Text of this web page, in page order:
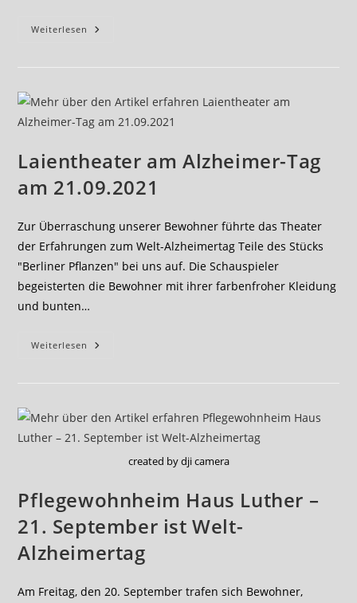
Weiterlesen 21.09.2021-
Laientheater am Alzheimer-Tag
am 21.09.2021
Zur Überraschung unserer Bewohner führte das Theater
der Erfahrungen zum Welt-Alzheimertag Teile des Stücks
"Berliner Pflanzen" bei uns auf. Die Schauspieler
begeisterten die Bewohner mit ihrer farbenfroher Kleidung
und bunten…
Weiterlesen Laientheater
created by dji camera
Pflegewohnheim Haus Luther –
21. September ist Welt-
Alzheimertag
Am Freitag, den 20. September trafen sich Bewohner,